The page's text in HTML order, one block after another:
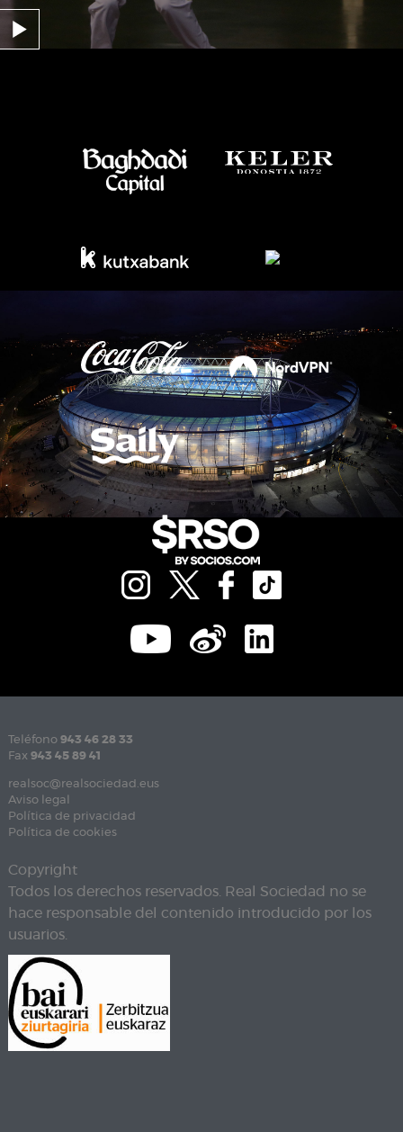
Teléfono 943 46 28 33
Fax 943 45 89 41
realsoc@realsociedad.eus
Aviso legal
Política de privacidad
Política de cookies
Copyright
Todos los derechos reservados. Real Sociedad no se
hace responsable del contenido introducido por los
usuarios.